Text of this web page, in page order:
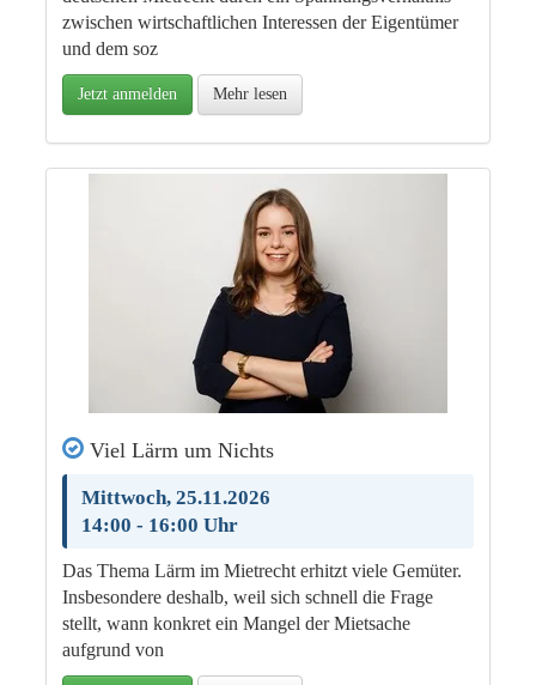
zwischen wirtschaftlichen Interessen der Eigentümer
und dem soz
Jetzt anmelden Mehr lesen
Viel Lärm um Nichts
Mittwoch, 25.11.2026
14:00 - 16:00 Uhr
Das Thema Lärm im Mietrecht erhitzt viele Gemüter.
Insbesondere deshalb, weil sich schnell die Frage
stellt, wann konkret ein Mangel der Mietsache
aufgrund von